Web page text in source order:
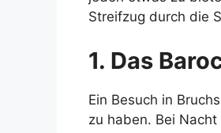
Streifzug durch die
1. Das
Ein Besuch in
zu haben. Bei